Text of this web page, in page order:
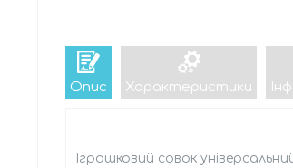
Опис Характеристики
Іграшковий совок